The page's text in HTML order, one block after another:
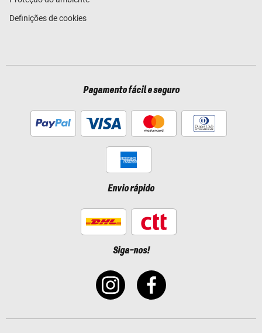
Definições de cookies
Pagamento fácil e seguro
Envio rápido
Siga-nos!